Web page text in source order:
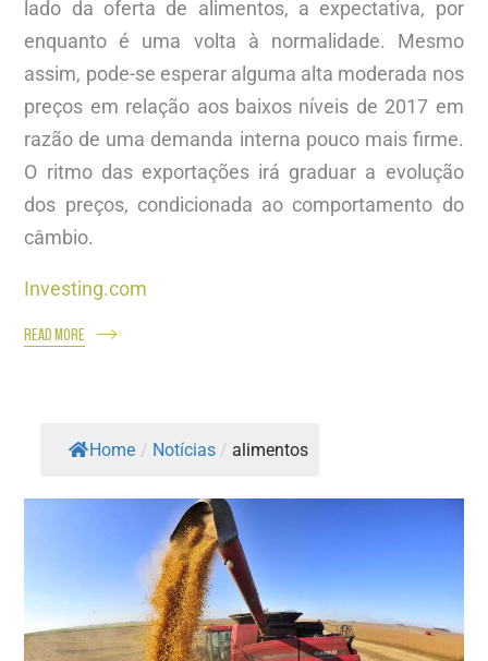
lado da oferta de alimentos, a expectativa, por
enquanto é uma volta à normalidade. Mesmo
assim, pode-se esperar alguma alta moderada nos
preços em relação aos baixos níveis de 2017 em
razão de uma demanda interna pouco mais firme.
O ritmo das exportações irá graduar a evolução
dos preços, condicionada ao comportamento do
câmbio.
Investing.com
READ MORE
Home / Notícias / alimentos